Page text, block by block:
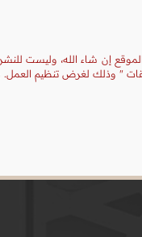
إن شاء الله، وليست
" وذلك لغرض تنظيم العمل.